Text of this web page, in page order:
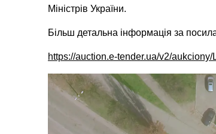
Міністрів України.
Більш детальна інформація за
https://auction.e-tender.ua/v2/